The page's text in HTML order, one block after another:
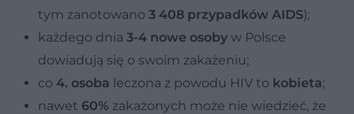
tym zanotowano 3 408 przypadków AIDS);
każdego dnia 3-4 nowe osoby w Polsce
dowiadują się o swoim zakażeniu;
co 4. osoba leczona z powodu HIV to kobieta;
nawet 60% zakażonych może nie wiedzieć, że